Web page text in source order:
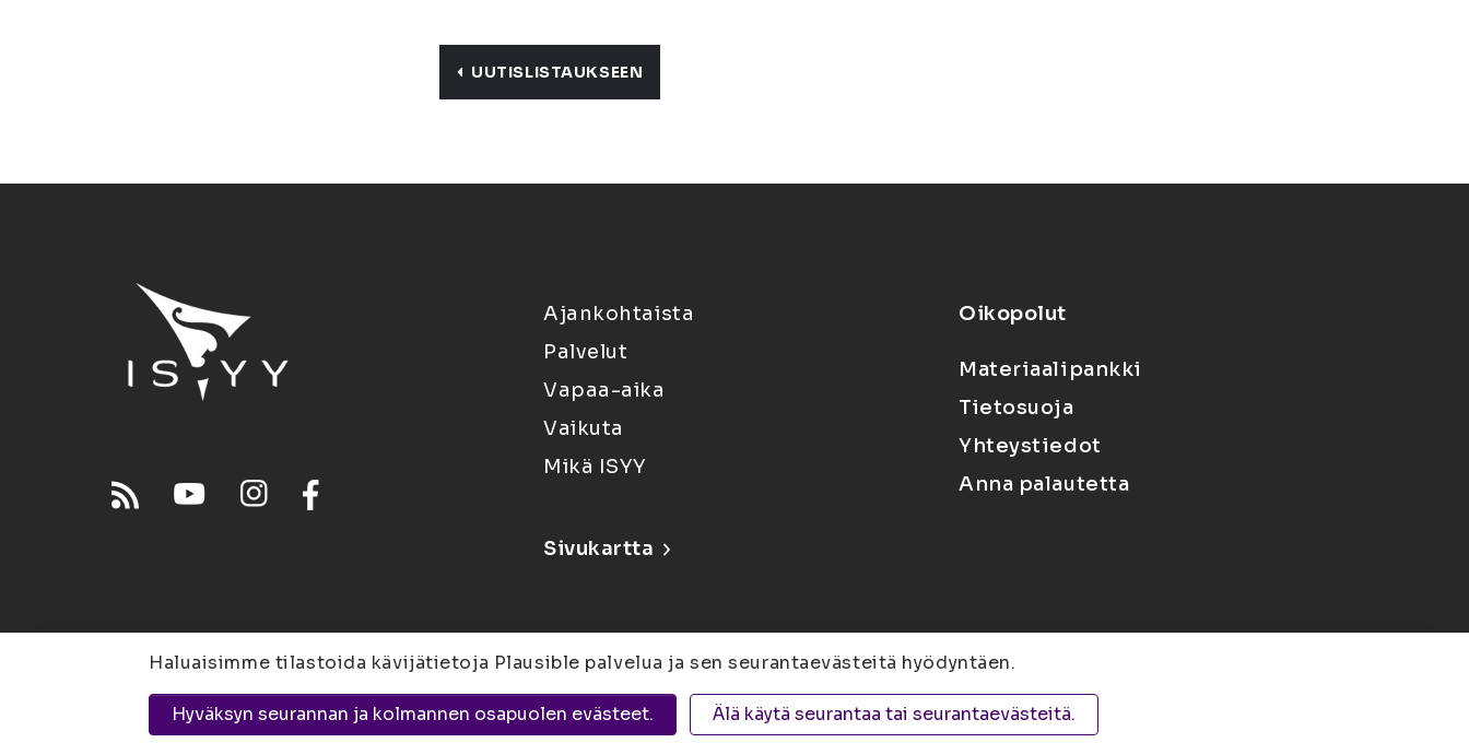
UUTISLISTAUKSEEN
Ajankohtaista
Palvelut
Vapaa-aika
Vaikuta
Mikä ISYY
Sivukartta
Oikopolut
Materiaalipankki
Tietosuoja
Yhteystiedot
Anna palautetta
Joensuu Suvantokatu 6, 80100 Joensuu | KuopioYliopistonranta 15, PL 1627, 70211 Kuopio
Haluaisimme tilastoida kävijätietoja Plausible palvelua ja sen seurantaevästeitä hyödyntäen.
Hyväksyn seurannan ja kolmannen osapuolen evästeet. Älä käytä seurantaa tai seurantaevästeitä.